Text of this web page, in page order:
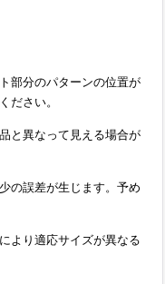
部分のパターンの位置が
ださい。
と異なって見える場合が
の誤差が生じます。予め
より適応サイズが異なる